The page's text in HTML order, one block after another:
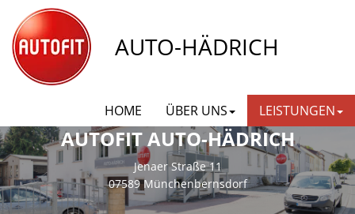
AUTO-HÄDRICH
HOME ÜBER UNS LEISTUNGEN
AUTOFIT AUTO-HÄDRICH
Jenaer Straße 11
07589 Münchenbernsdorf